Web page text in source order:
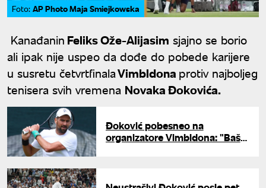
Foto: AP Photo Maja Smiejkowska
Kanađanin Feliks Ože-Alijasim sjajno se borio
ali ipak nije uspeo da dođe do pobede karijere
u susretu četvrtfinalaVimbldona protiv najboljeg
tenisera svih vremena Novaka Đokovića.
Đoković pobesneo na
organizatore Vimbldona: "Baš